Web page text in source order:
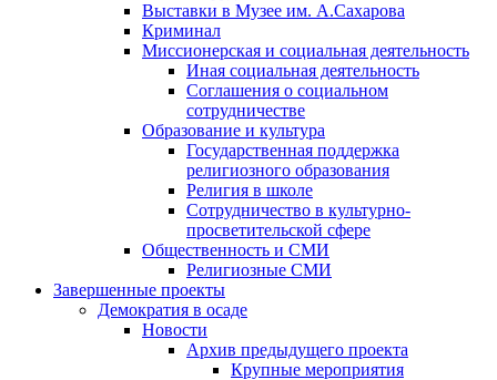
Выставки в Музее им. А.Сахарова
Криминал
Миссионерская и социальная деятельность
Иная социальная деятельность
Соглашения о социальном
сотрудничестве
Образование и культура
Государственная поддержка
религиозного образования
Религия в школе
Сотрудничество в культурно-
просветительской сфере
Общественность и СМИ
Религиозные СМИ
Завершенные проекты
Демократия в осаде
Новости
Архив предыдущего проекта
Крупные мероприятия